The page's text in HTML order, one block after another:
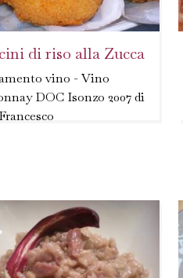
di riso alla Zucca
vino - Vino
DOC Isonzo 2007 di
Schiacciarli in una pure
4....